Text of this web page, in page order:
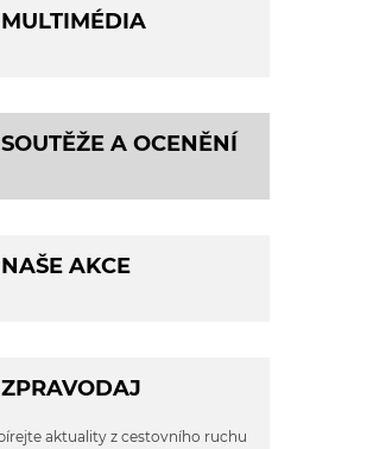
MULTIMÉDIA
SOUTĚŽE A OCENĚNÍ
NAŠE AKCE
ZPRAVODAJ
aktuality z cestovního ruchu